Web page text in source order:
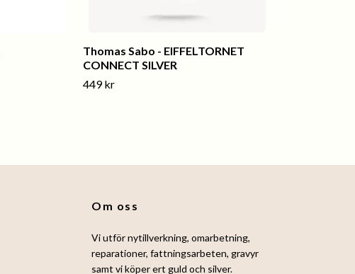
Thomas Sabo - EIFFELTORNET
CONNECT SILVER
449 kr
Om oss
Vi utför nytillverkning, omarbetning,
reparationer, fattningsarbeten, gravyr
samt vi köper ert guld och silver.